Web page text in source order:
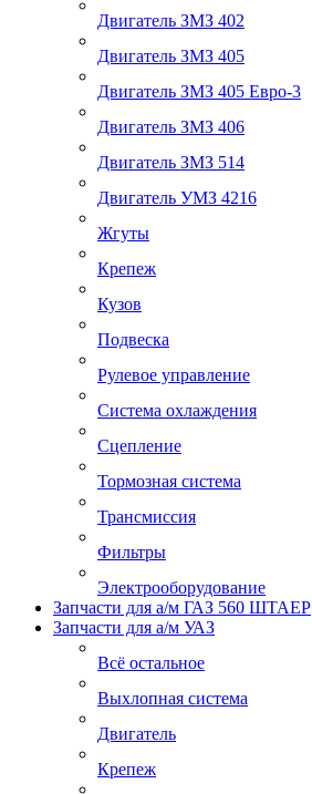
Двигатель ЗМЗ 402
Двигатель ЗМЗ 405
Двигатель ЗМЗ 405 Евро-3
Двигатель ЗМЗ 406
Двигатель ЗМЗ 514
Двигатель УМЗ 4216
Жгуты
Крепеж
Кузов
Подвеска
Рулевое управление
Система охлаждения
Сцепление
Тормозная система
Трансмиссия
Фильтры
Электрооборудование
Запчасти для а/м ГАЗ 560 ШТАЕР
Запчасти для а/м УАЗ
Всё остальное
Выхлопная система
Двигатель
Крепеж